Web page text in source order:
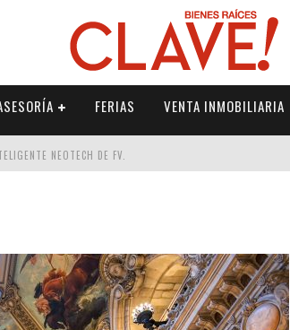
FERIAS VENTA INMOBILIARIA
NEOTECH DE FV.
ELEVAR TU ESPACIO